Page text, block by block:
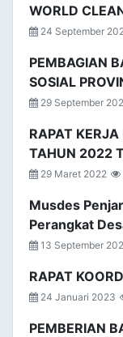
WORLD
24 September
PEMBAGIAN
SOSIAL
29 September
RAPAT
TAHUN 2022
29 Maret 2022
Musdes
Perangkat
13 September
RAPAT
24 Januari 2023
PEMBERIAN